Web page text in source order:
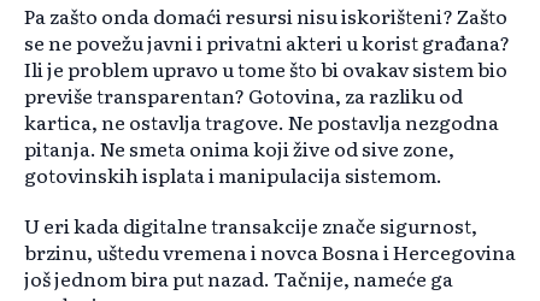
Pa zašto onda domaći resursi nisu iskorišteni? Zašto
se ne povežu javni i privatni akteri u korist građana?
Ili je problem upravo u tome što bi ovakav sistem bio
previše transparentan? Gotovina, za razliku od
kartica, ne ostavlja tragove. Ne postavlja nezgodna
pitanja. Ne smeta onima koji žive od sive zone,
gotovinskih isplata i manipulacija sistemom.
U eri kada digitalne transakcije znače sigurnost,
brzinu, uštedu vremena i novca Bosna i Hercegovina
još jednom bira put nazad. Tačnije, nameće ga